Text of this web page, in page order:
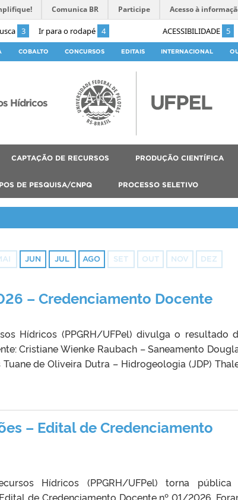
3 Ir para o rodapé 4 ACESSIBILIDADE 5
Comunica BR Participe Acesso à
COBALTO CONCURSOS EDITAIS INTERNACIONAL
Hídricos
CAPTAÇÃO DE RECURSOS PRODUÇÃO CIENTÍFICA
DE PESQUISA/CNPQ PROCESSO SELETIVO
JUN JUL AGO SET OUT NOV DEZ
– Credenciamento Docente
Hídricos (PPGRH/UFPel) divulga o resultado
Cristiane Wienke Raubach – Saneamento
de Oliveira Dutra – Hidrogeologia (JDP)
– Edital de Credenciamento
Hídricos (PPGRH/UFPel) torna pública
de Credenciamento Docente nº 01/2026.